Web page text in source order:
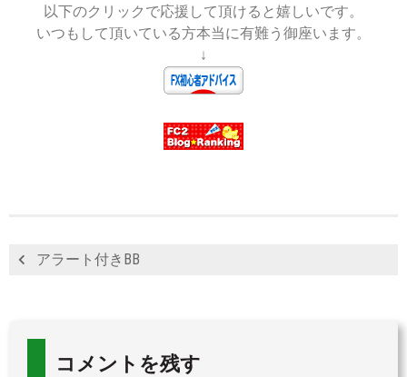
以下のクリックで応援して頂けると嬉しいです。
いつもして頂いている方本当に有難う御座います。
↓
アラート付きBB
コメントを残す